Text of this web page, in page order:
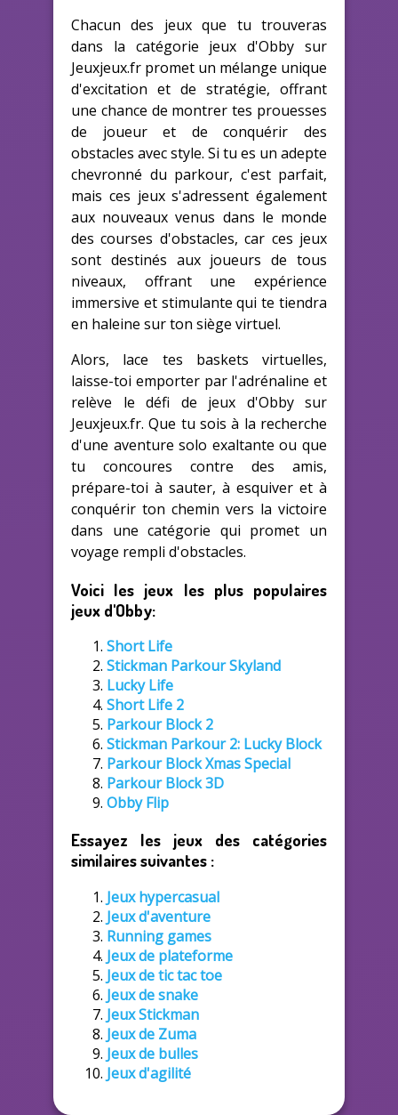
Chacun des jeux que tu trouveras
dans la catégorie jeux d'Obby sur
Jeuxjeux.fr promet un mélange unique
d'excitation et de stratégie, offrant
une chance de montrer tes prouesses
de joueur et de conquérir des
obstacles avec style. Si tu es un adepte
chevronné du parkour, c'est parfait,
mais ces jeux s'adressent également
aux nouveaux venus dans le monde
des courses d'obstacles, car ces jeux
sont destinés aux joueurs de tous
niveaux, offrant une expérience
immersive et stimulante qui te tiendra
en haleine sur ton siège virtuel.
Alors, lace tes baskets virtuelles,
laisse-toi emporter par l'adrénaline et
relève le défi de jeux d'Obby sur
Jeuxjeux.fr. Que tu sois à la recherche
d'une aventure solo exaltante ou que
tu concoures contre des amis,
prépare-toi à sauter, à esquiver et à
conquérir ton chemin vers la victoire
dans une catégorie qui promet un
voyage rempli d'obstacles.
Voici les jeux les plus populaires
jeux d'Obby:
Short Life
Stickman Parkour Skyland
Lucky Life
Short Life 2
Parkour Block 2
Stickman Parkour 2: Lucky Block
Parkour Block Xmas Special
Parkour Block 3D
Obby Flip
Essayez les jeux des catégories
similaires suivantes :
Jeux hypercasual
Jeux d'aventure
Running games
Jeux de plateforme
Jeux de tic tac toe
Jeux de snake
Jeux Stickman
Jeux de Zuma
Jeux de bulles
Jeux d'agilité